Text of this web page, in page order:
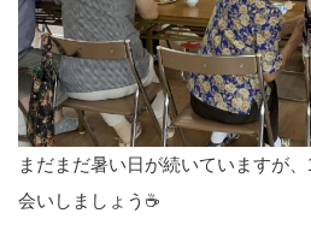
まだまだ暑い日が続いていますが
会いしましょう☕